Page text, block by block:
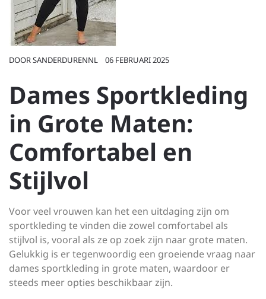
DOORSANDERDURENNL 06 FEBRUARI 2025
Dames Sportkleding
in Grote Maten:
Comfortabel en
Stijlvol
Voor veel vrouwen kan het een uitdaging zijn om
sportkleding te vinden die zowel comfortabel als
stijlvol is, vooral als ze op zoek zijn naar grote maten.
Gelukkig is er tegenwoordig een groeiende vraag naar
dames sportkleding in grote maten, waardoor er
steeds meer opties beschikbaar zijn.